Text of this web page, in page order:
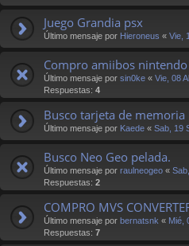
Juego Grandia psx
Último mensaje por Hieroneus « Vie,
Compro amiibos nintendo
Último mensaje por sin0ke « Vie, 08
Respuestas: 4
Busco tarjeta de memoria
Último mensaje por Kaede « Sab, 19
Busco Neo Geo pelada.
Último mensaje por raulneogeo «
Respuestas: 2
COMPRO MVS
Último mensaje por bernatsnk « Mié,
Respuestas: 7